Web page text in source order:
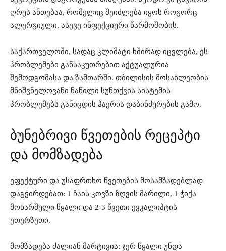
ღრუს ანთებაა, რომელიც შეიძლება იყოს როგორც
ალერგიული, ასევე ინფექციური წარმოშობის.
საქართველოში, სადაც კლიმატი ხშირად იცვლება, ეს
პრობლემები განსაკუთრებით აქტუალურია
შემოდგომასა და ზამთარში. თბილისის მოსახლეობის
მნიშვნელოვანი ნაწილი სუნთქვის სისტემის
პრობლემებს განიცდის ჰაერის დაბინძურების გამო.
ბუნებრივი წვეთების რეცეპტი
და მომზადება
ეფექტური და უსაფრთხო წვეთების მოსამზადებლად
დაგჭირდებათ: 1 ჩაის კოვზი ზღვის მარილი, 1 ჭიქა
მოხარშული წყალი და 2-3 წვეთი ევკალიპტის
ეთერზეთი.
მომზადება ძალიან მარტივია: ჯერ წყალი უნდა